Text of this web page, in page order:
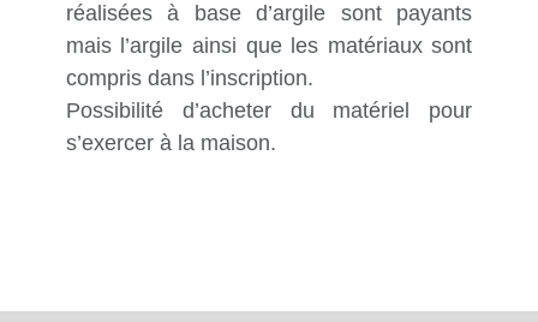
réalisées à base d’argile sont payants
mais l’argile ainsi que les matériaux sont
compris dans l’inscription.
Possibilité d’acheter du matériel pour
s’exercer à la maison.